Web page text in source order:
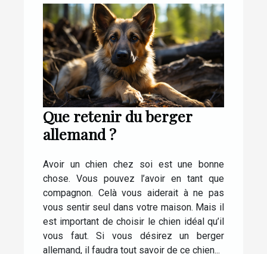
Que retenir du berger
allemand ?
Avoir un chien chez soi est une bonne
chose. Vous pouvez l’avoir en tant que
compagnon. Celà vous aiderait à ne pas
vous sentir seul dans votre maison. Mais il
est important de choisir le chien idéal qu’il
vous faut. Si vous désirez un berger
allemand, il faudra tout savoir de ce chien...